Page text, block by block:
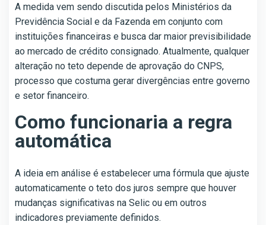
A medida vem sendo discutida pelos Ministérios da
Previdência Social e da Fazenda em conjunto com
instituições financeiras e busca dar maior previsibilidade
ao mercado de crédito consignado. Atualmente, qualquer
alteração no teto depende de aprovação do CNPS,
processo que costuma gerar divergências entre governo
e setor financeiro.
Como funcionaria a regra
automática
A ideia em análise é estabelecer uma fórmula que ajuste
automaticamente o teto dos juros sempre que houver
mudanças significativas na Selic ou em outros
indicadores previamente definidos.